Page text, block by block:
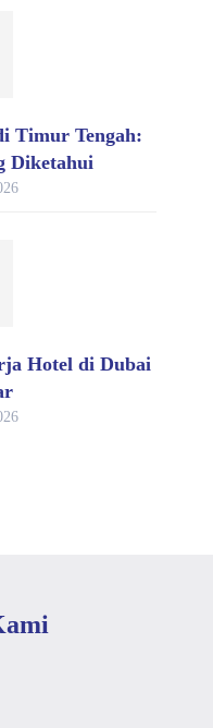
Timur Tengah:
Diketahui
Hotel di Dubai